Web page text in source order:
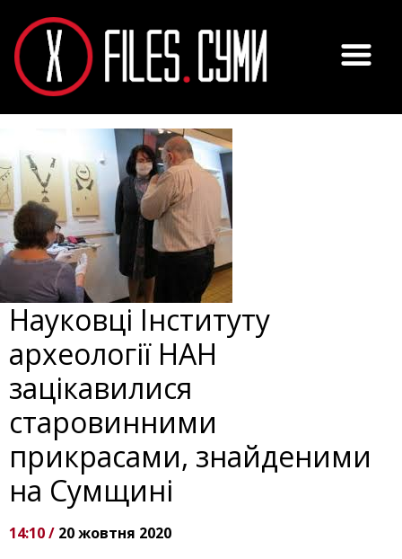
Науковці Інституту
археології НАН
зацікавилися
старовинними
прикрасами, знайденими
на Сумщині
14:10 / 20 жовтня 2020